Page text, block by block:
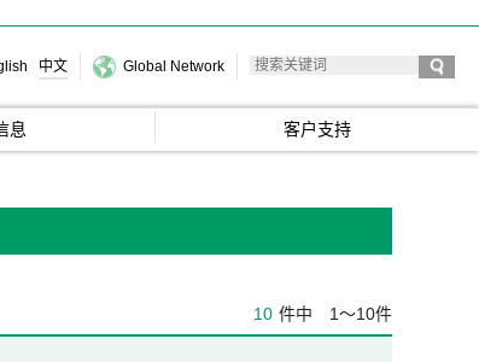
中文 Global Network
息 客户支持
10 件中 1～10件